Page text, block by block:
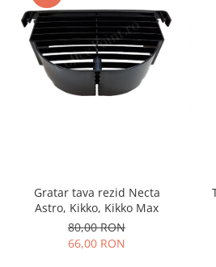
Gratar tava rezid Necta
Astro, Kikko, Kikko Max
80,00 RON
66,00 RON